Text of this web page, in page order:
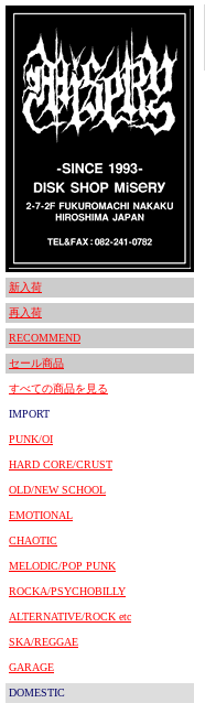
新入荷
再入荷
RECOMMEND
セール商品
すべての商品を見る
IMPORT
PUNK/OI
HARD CORE/CRUST
OLD/NEW SCHOOL
EMOTIONAL
CHAOTIC
MELODIC/POP PUNK
ROCKA/PSYCHOBILLY
ALTERNATIVE/ROCK etc
SKA/REGGAE
GARAGE
DOMESTIC